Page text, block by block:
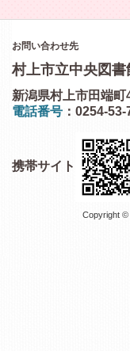
お問い合わせ先
村上市立中央図書
新潟県村上市田端町
電話番号 ：0254-
携帯サイト
Copyright ©